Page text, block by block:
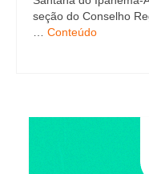
Decisões
Desagravo
Processos
seção do Conselho
Conteúdo